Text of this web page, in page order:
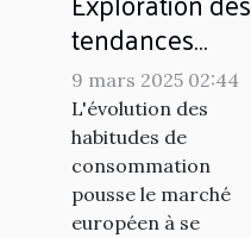
tendances
actuelles du
marché du
snus sans
tabac en
Europe
9 mars 2025 02:44
L'évolution des
habitudes de
consommation
pousse le marché
européen à se